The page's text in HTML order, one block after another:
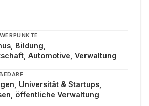
Bildung,
Automotive, Verwaltung
Universität & Startups,
öffentliche Verwaltung